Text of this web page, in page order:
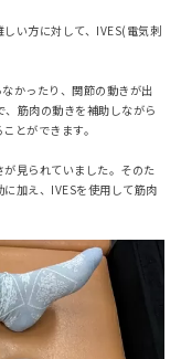
い方に対して、IVES(電気刺
かったり、関節の動きが出
筋肉の動きを補助しながら
とができます。
見られていました。そのた
加え、IVESを使用して筋肉